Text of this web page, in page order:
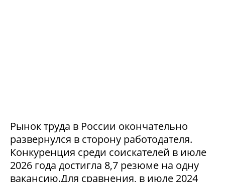
Рынок труда в России окончательно
развернулся в сторону работодателя.
Конкуренция среди соискателей в июле
2026 года достигла 8,7 резюме на одну
вакансию.Для сравнения, в июле 2024